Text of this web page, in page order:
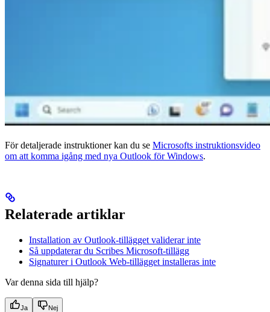
För detaljerade instruktioner kan du se Microsofts instruktionsvideo
om att komma igång med nya Outlook för Windows.
Relaterade artiklar
Installation av Outlook-tillägget validerar inte
Så uppdaterar du Scribes Microsoft-tillägg
Signaturer i Outlook Web-tillägget installeras inte
Var denna sida till hjälp?
Ja Nej